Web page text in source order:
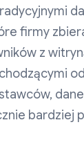
firmy
z
od
bardziej